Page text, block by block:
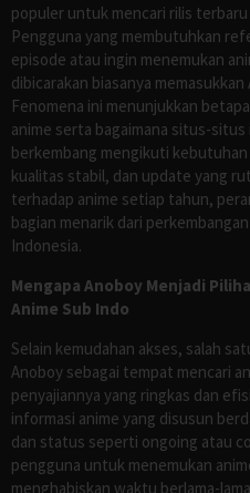
populer untuk mencari rilis
Pengguna yang membutuhkan
episode atau ingin menemukan
dibicarakan biasanya
Fenomena ini menunjukkan
anime serta bagaimana situs-
berkembang mengikuti
kualitas stabil, dan update yang
terhadap anime setiap tahun,
bagian menarik dari
Indonesia.
Mengapa Anoboy Menjadi
Anime Sub Indo
Selain kemudahan akses, salah
Anoboy sebagai tempat mencari
penyajiannya yang ringkas dan
informasi anime yang disusun
dan status seperti ongoing atau
pengguna untuk menemukan
menghabiskan waktu berlama-